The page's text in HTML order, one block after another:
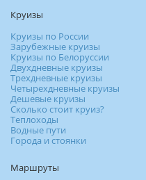
Круизы
Круизы по России
Зарубежные круизы
Круизы по Белоруссии
Двухдневные круизы
Трехдневные круизы
Четырехдневные круизы
Дешевые круизы
Сколько стоит круиз?
Теплоходы
Водные пути
Города и стоянки
Маршруты